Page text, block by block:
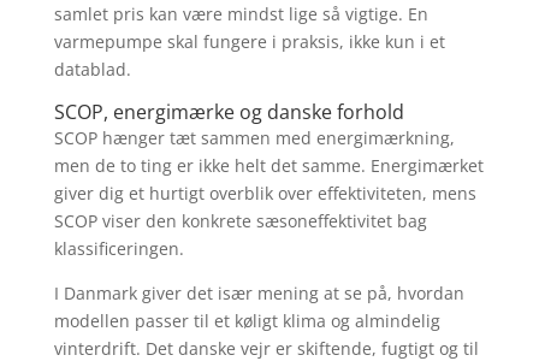
samlet pris kan være mindst lige så vigtige. En
varmepumpe skal fungere i praksis, ikke kun i et
datablad.
SCOP, energimærke og danske forhold
SCOP hænger tæt sammen med energimærkning,
men de to ting er ikke helt det samme. Energimærket
giver dig et hurtigt overblik over effektiviteten, mens
SCOP viser den konkrete sæsoneffektivitet bag
klassificeringen.
I Danmark giver det især mening at se på, hvordan
modellen passer til et køligt klima og almindelig
vinterdrift. Det danske vejr er skiftende, fugtigt og til